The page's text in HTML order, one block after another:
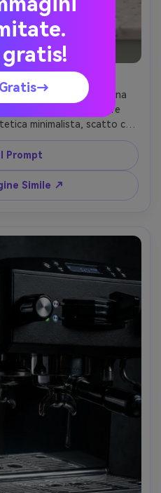
davanti a una macchina
luce dalla finestra, ombre
minimalista, scatto con
grading pastello pulito,
--ar 4:5
Prompt
Simile ↗